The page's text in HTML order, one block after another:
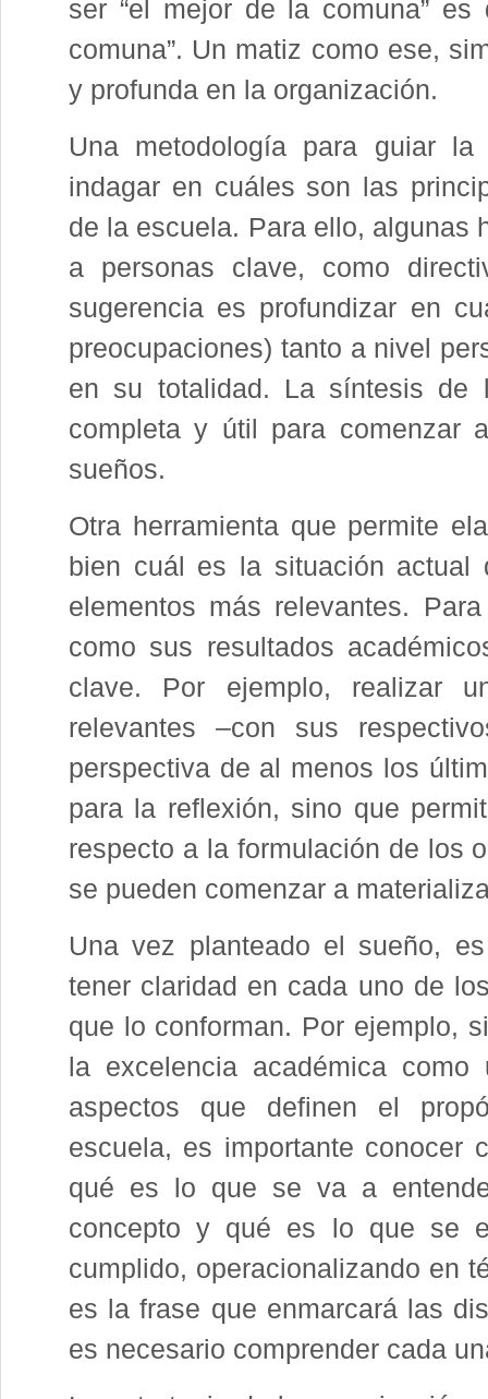
ser “el mejor de la comuna”
comuna”. Un matiz como ese,
y profunda en la organización.
Una metodología para guiar
indagar en cuáles son las
de la escuela. Para ello, algunas
a personas clave, como
sugerencia es profundizar en
preocupaciones) tanto a nivel
en su totalidad. La síntesis de
completa y útil para comenzar
sueños.
Otra herramienta que permite
bien cuál es la situación actual
elementos más relevantes.
como sus resultados
clave. Por ejemplo, realizar
relevantes –con sus
perspectiva de al menos los
para la reflexión, sino que
respecto a la formulación de los
se pueden comenzar a
Una vez planteado el sueño,
tener claridad en cada uno de
que lo conforman. Por ejemplo,
la excelencia académica
aspectos que definen el
escuela, es importante conocer
qué es lo que se va a
concepto y qué es lo que se
cumplido, operacionalizando en
es la frase que enmarcará las
es necesario comprender cada